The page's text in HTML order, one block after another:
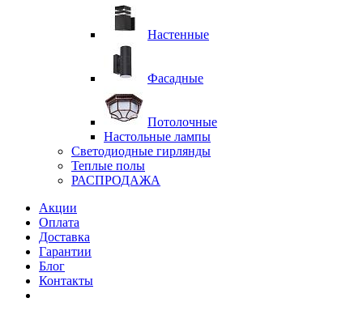
Настенные
Фасадные
Потолочные
Настольные лампы
Светодиодные гирлянды
Теплые полы
РАСПРОДАЖА
Акции
Оплата
Доставка
Гарантии
Блог
Контакты